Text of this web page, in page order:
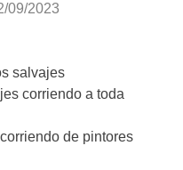
09/2023
salvajes
corriendo a toda
de pintores